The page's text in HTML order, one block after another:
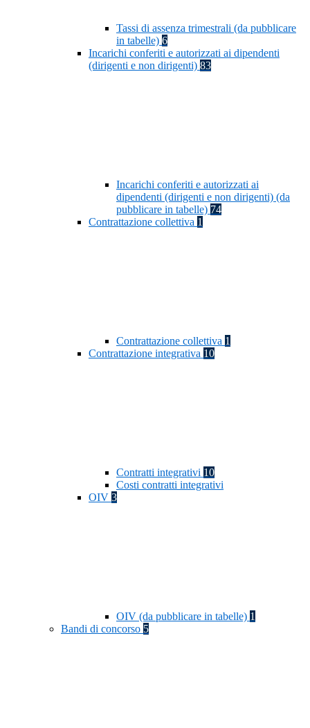
Tassi di assenza trimestrali (da pubblicare
in tabelle) 6
Incarichi conferiti e autorizzati ai dipendenti
(dirigenti e non dirigenti) 83
Incarichi conferiti e autorizzati ai
dipendenti (dirigenti e non dirigenti) (da
pubblicare in tabelle) 74
Contrattazione collettiva 1
Contrattazione collettiva 1
Contrattazione integrativa 10
Contratti integrativi 10
Costi contratti integrativi
OIV 3
OIV (da pubblicare in tabelle) 1
Bandi di concorso 5